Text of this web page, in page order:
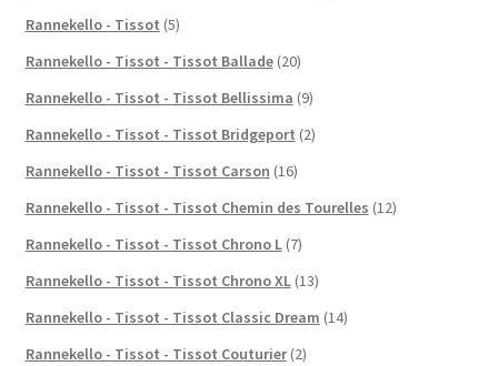
Rannekello - Tissot (5)
Rannekello - Tissot - Tissot Ballade (20)
Rannekello - Tissot - Tissot Bellissima (9)
Rannekello - Tissot - Tissot Bridgeport (2)
Rannekello - Tissot - Tissot Carson (16)
Rannekello - Tissot - Tissot Chemin des Tourelles (12)
Rannekello - Tissot - Tissot Chrono L (7)
Rannekello - Tissot - Tissot Chrono XL (13)
Rannekello - Tissot - Tissot Classic Dream (14)
Rannekello - Tissot - Tissot Couturier (2)